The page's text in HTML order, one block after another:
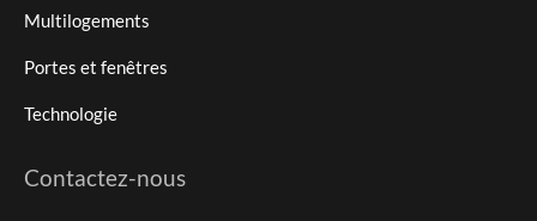
Multilogements
Portes et fenêtres
Technologie
Contactez-nous